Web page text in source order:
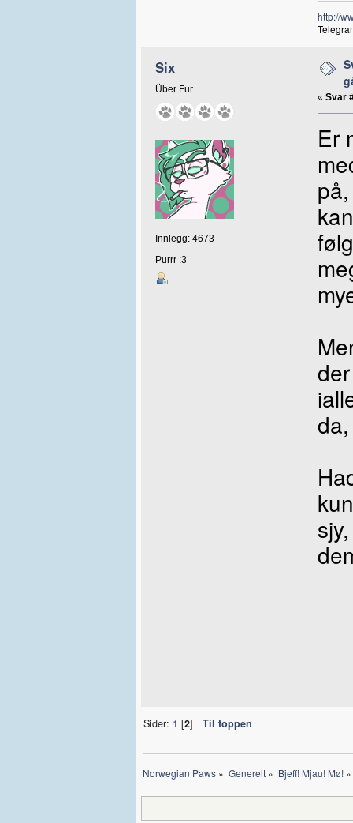
http://
Six
Über Fur
Innlegg: 4673
Purrr :3
« Svar
Er
Sider: 1 [2] Til toppen
Norwegian Paws » Generelt» Bjeff! Mjau! Mø!»